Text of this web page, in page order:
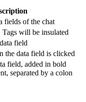
fields of the chat
will be insulated
field
the data field is clicked
field, added in bold
separated by a colon